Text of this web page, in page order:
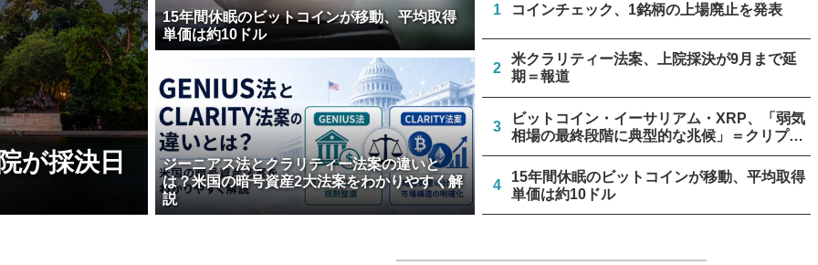
が採決日
15年間休眠のビットコインが移動、平均取得
単価は約10ドル
ジーニアス法とクラリティー法案の違いと
は？米国の暗号資産2大法案をわかりやすく解
説
1 コインチェック、1銘柄の上場廃止を発表
2
米クラリティー法案、上院採決が9月まで延
期＝報道
3
ビットコイン・イーサリアム・XRP、「弱気
相場の最終段階に典型的な兆候」＝クリプト
クアント
4
15年間休眠のビットコインが移動、平均取得
単価は約10ドル